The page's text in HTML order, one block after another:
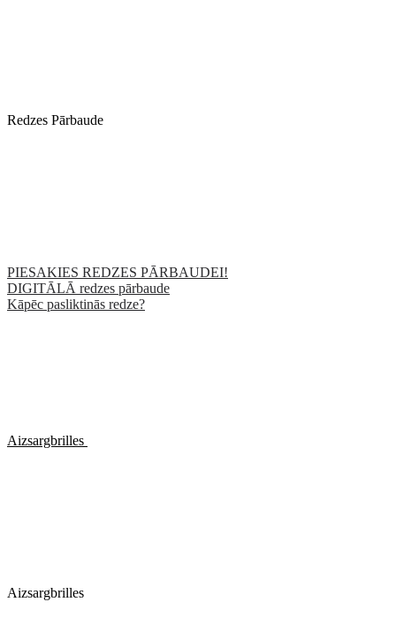
Redzes Pārbaude
PIESAKIES REDZES PĀRBAUDEI!
DIGITĀLĀ redzes pārbaude
Kāpēc pasliktinās redze?
Aizsargbrilles
Aizsargbrilles